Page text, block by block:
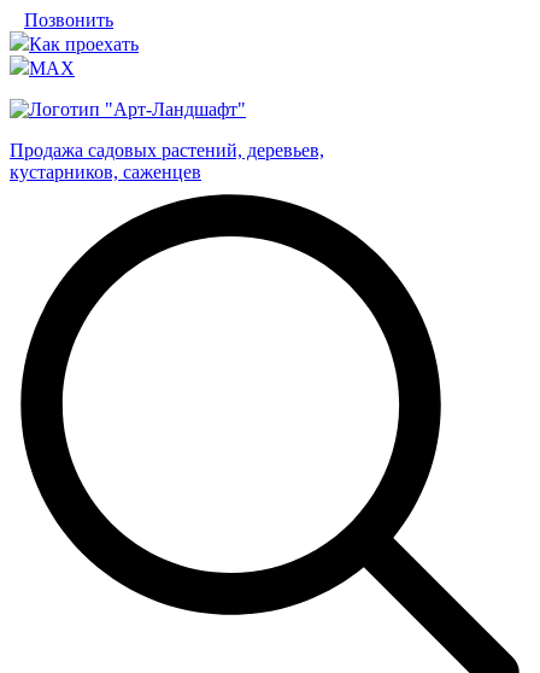
Позвонить
Как проехать
MAX
Продажа садовых растений, деревьев,
кустарников, саженцев